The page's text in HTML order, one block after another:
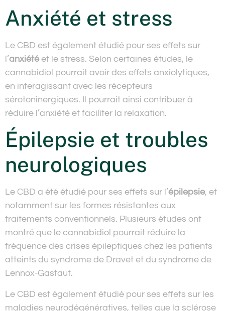
Anxiété et stress
Le CBD est également étudié pour ses effets sur
l’anxiétéet le stress. Selon certaines études, le
cannabidiol pourrait avoir des effets anxiolytiques,
en interagissant avec les récepteurs
sérotoninergiques. Il pourrait ainsi contribuer à
réduire l’anxiété et faciliter la relaxation.
Épilepsie et troubles
neurologiques
Le CBD a été étudié pour ses effets sur l’épilepsie, et
notamment sur les formes résistantes aux
traitements conventionnels. Plusieurs études ont
montré que le cannabidiol pourrait réduire la
fréquence des crises épileptiques chez les patients
atteints du syndrome de Dravet et du syndrome de
Lennox-Gastaut.
Le CBD est également étudié pour ses effets sur les
maladies neurodégénératives, telles que la sclérose